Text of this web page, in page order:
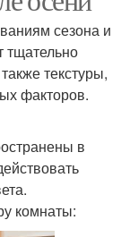
сезона и
тщательно
текстуры,
факторов.
в
комнаты: